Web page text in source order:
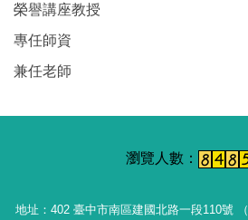
榮譽講座教授
專任師資
兼任老師
地址：402 臺中市南區建國北路一段110號 （